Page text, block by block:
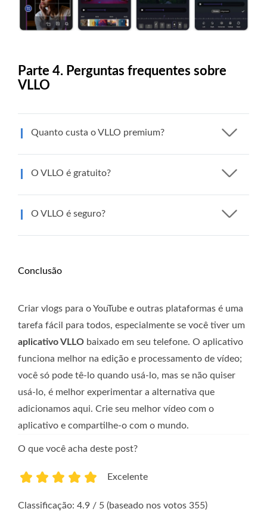
Parte 4. Perguntas frequentes sobre
VLLO
Quanto custa o VLLO premium?
O VLLO é gratuito?
O VLLO é seguro?
Conclusão
Criar vlogs para o YouTube e outras plataformas é uma
tarefa fácil para todos, especialmente se você tiver um
aplicativo VLLO baixado em seu telefone. O aplicativo
funciona melhor na edição e processamento de vídeo;
você só pode tê-lo quando usá-lo, mas se não quiser
usá-lo, é melhor experimentar a alternativa que
adicionamos aqui. Crie seu melhor vídeo com o
aplicativo e compartilhe-o com o mundo.
O que você acha deste post?
Excelente
Classificação: 4.9 / 5 (baseado nos votos 355)